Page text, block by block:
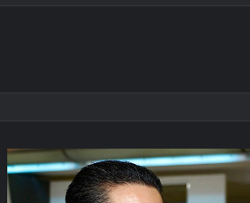
«Δεν
είχαμε
καθαρό